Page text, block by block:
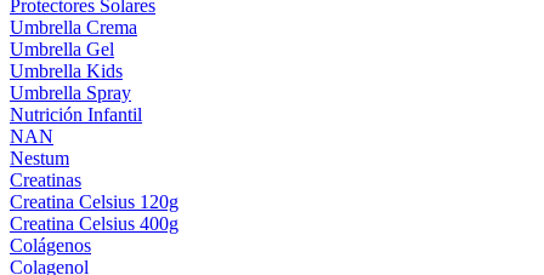
Protectores Solares
Umbrella Crema
Umbrella Gel
Umbrella Kids
Umbrella Spray
Nutrición Infantil
NAN
Nestum
Creatinas
Creatina Celsius 120g
Creatina Celsius 400g
Colágenos
Colagenol